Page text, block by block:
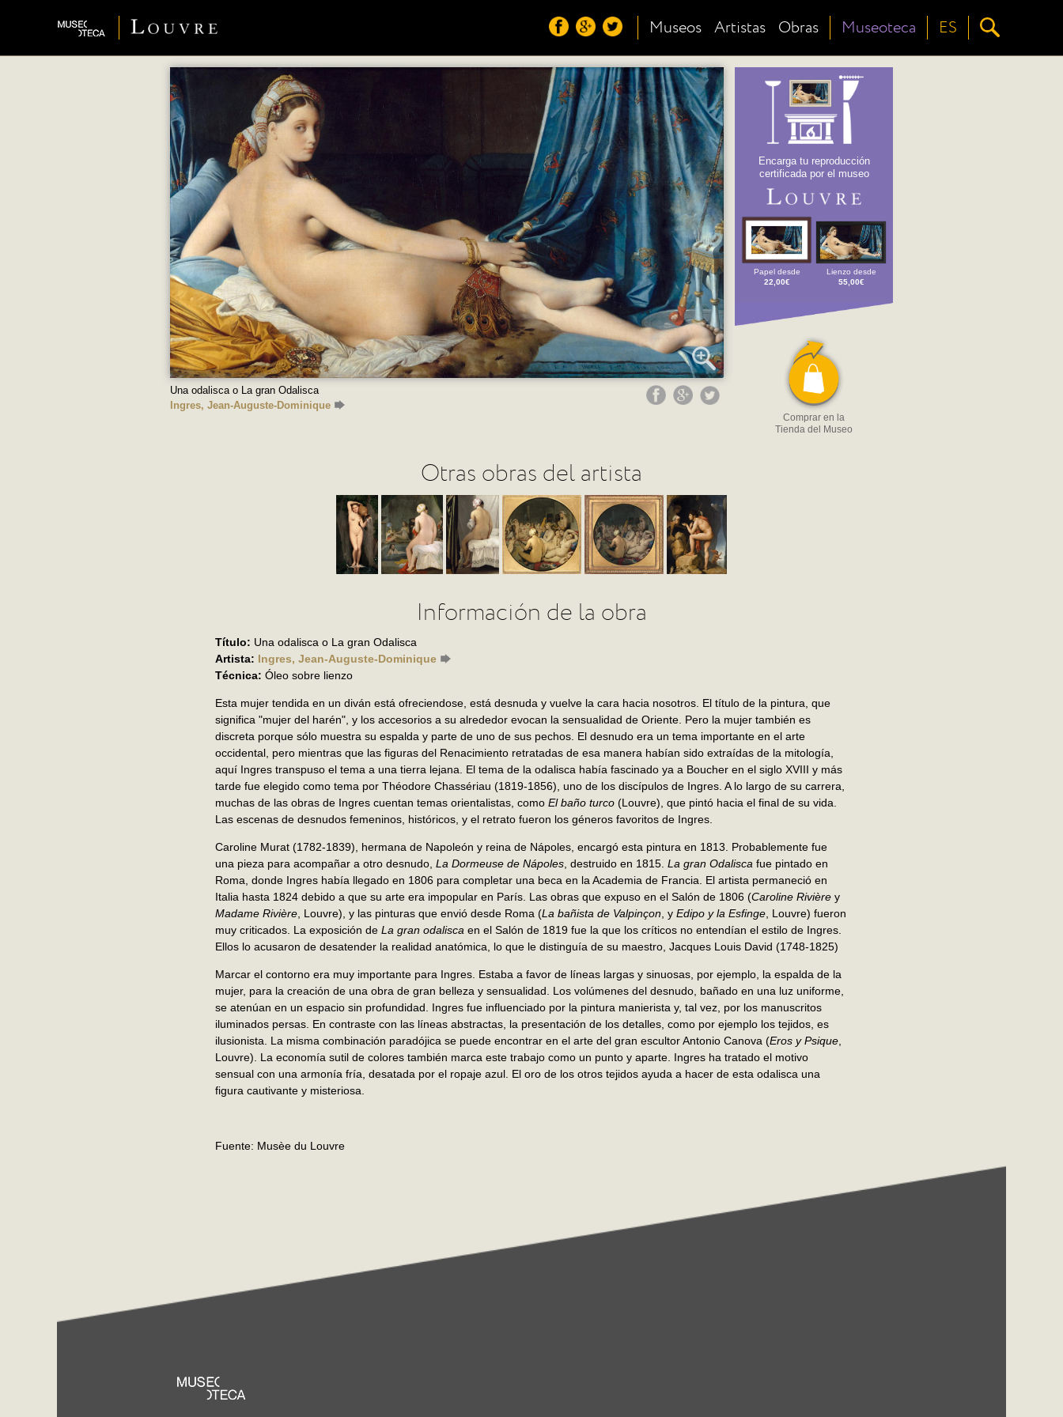
Museos Artistas Obras Museoteca ES
Una odalisca o La gran Odalisca
Ingres, Jean-Auguste-Dominique
Encarga tu reproducción
certificada por el museo
Papel desde
22,00€
Lienzo desde
55,00€
Comprar en la
Tienda del Museo
Otras obras del artista
Información de la obra
Título: Una odalisca o La gran Odalisca
Artista: Ingres, Jean-Auguste-Dominique
Técnica: Óleo sobre lienzo
Esta mujer tendida en un diván está ofreciendose, está desnuda y vuelve la cara hacia nosotros. El título de la pintura, que
significa "mujer del harén", y los accesorios a su alrededor evocan la sensualidad de Oriente. Pero la mujer también es
discreta porque sólo muestra su espalda y parte de uno de sus pechos. El desnudo era un tema importante en el arte
occidental, pero mientras que las figuras del Renacimiento retratadas de esa manera habían sido extraídas de la mitología,
aquí Ingres transpuso el tema a una tierra lejana. El tema de la odalisca había fascinado ya a Boucher en el siglo XVIII y más
tarde fue elegido como tema por Théodore Chassériau (1819-1856), uno de los discípulos de Ingres. A lo largo de su carrera,
muchas de las obras de Ingres cuentan temas orientalistas, como El baño turco (Louvre), que pintó hacia el final de su vida.
Las escenas de desnudos femeninos, históricos, y el retrato fueron los géneros favoritos de Ingres.
Caroline Murat (1782-1839), hermana de Napoleón y reina de Nápoles, encargó esta pintura en 1813. Probablemente fue
una pieza para acompañar a otro desnudo, La Dormeuse de Nápoles , destruido en 1815. La gran Odalisca fue pintado en
Roma, donde Ingres había llegado en 1806 para completar una beca en la Academia de Francia. El artista permaneció en
Italia hasta 1824 debido a que su arte era impopular en París. Las obras que expuso en el Salón de 1806 (Caroline Rivière y
Madame Rivière , Louvre), y las pinturas que envió desde Roma (La bañista de Valpinçon , y Edipo y la Esfinge , Louvre) fueron
muy criticados. La exposición de La gran odalisca en el Salón de 1819 fue la que los críticos no entendían el estilo de Ingres.
Ellos lo acusaron de desatender la realidad anatómica, lo que le distinguía de su maestro, Jacques Louis David (1748-1825)
Marcar el contorno era muy importante para Ingres. Estaba a favor de líneas largas y sinuosas, por ejemplo, la espalda de la
mujer, para la creación de una obra de gran belleza y sensualidad. Los volúmenes del desnudo, bañado en una luz uniforme,
se atenúan en un espacio sin profundidad. Ingres fue influenciado por la pintura manierista y, tal vez, por los manuscritos
iluminados persas. En contraste con las líneas abstractas, la presentación de los detalles, como por ejemplo los tejidos, es
ilusionista. La misma combinación paradójica se puede encontrar en el arte del gran escultor Antonio Canova (Eros y Psique
Louvre). La economía sutil de colores también marca este trabajo como un punto y aparte. Ingres ha tratado el motivo
sensual con una armonía fría, desatada por el ropaje azul. El oro de los otros tejidos ayuda a hacer de esta odalisca una
figura cautivante y misteriosa.
Fuente: Musèe du Louvre